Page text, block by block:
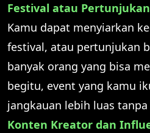
Festival atau
Kamu dapat menyiarkan
festival, atau pertunjukan
banyak orang yang bisa
begitu, event yang kamu
jangkauan lebih luas
Konten Kreator dan